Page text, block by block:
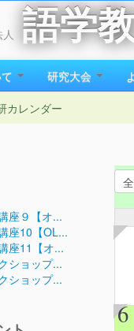
語学
研究大会
カレンダー
座９【オ...
座10【OL...
座11【オ...
ショップ...
ショップ...
6